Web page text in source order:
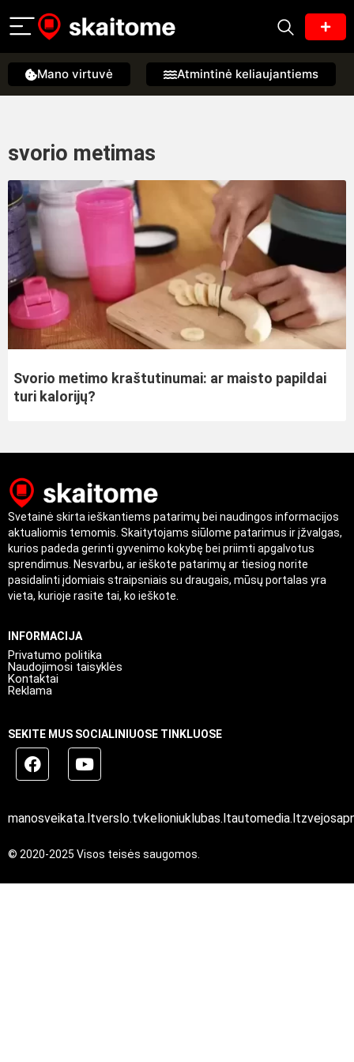
Mano virtuvė Atmintinė keliaujantiems
svorio metimas
Svorio metimo kraštutinumai: ar maisto papildai
turi kalorijų?
Svetainė skirta ieškantiems patarimų bei naudingos informacijos
aktualiomis temomis. Skaitytojams siūlome patarimus ir įžvalgas,
kurios padeda gerinti gyvenimo kokybę bei priimti apgalvotus
sprendimus. Nesvarbu, ar ieškote patarimų ar tiesiog norite
pasidalinti įdomiais straipsniais su draugais, mūsų portalas yra
vieta, kurioje rasite tai, ko ieškote.
INFORMACIJA
Privatumo politika
Naudojimosi taisyklės
Kontaktai
Reklama
SEKITE MUS SOCIALINIUOSE TINKLUOSE
manosveikata.ltverslo.tvkelioniuklubas.ltautomedia.lt
© 2020-2025 Visos teisės saugomos.